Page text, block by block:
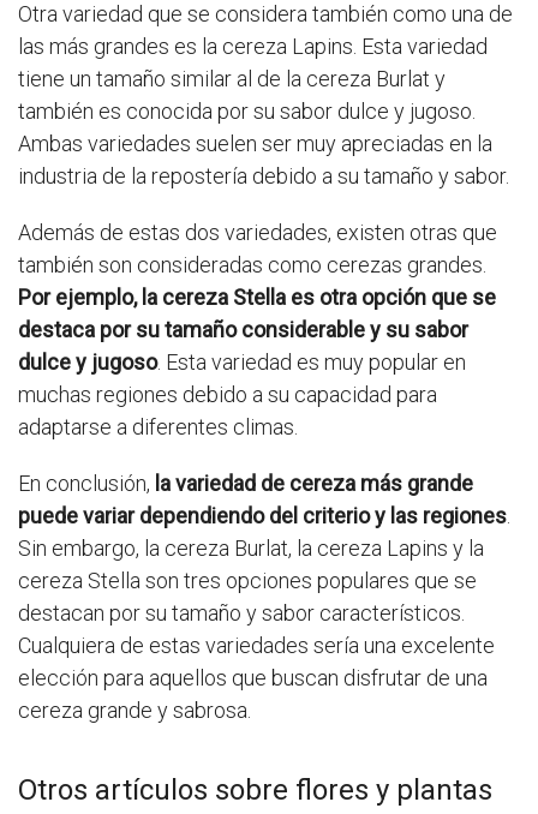
Otra variedad que se considera también como una de
las más grandes es la cereza Lapins. Esta variedad
tiene un tamaño similar al de la cereza Burlat y
también es conocida por su sabor dulce y jugoso.
Ambas variedades suelen ser muy apreciadas en la
industria de la repostería debido a su tamaño y sabor.
Además de estas dos variedades, existen otras que
también son consideradas como cerezas grandes.
Por ejemplo, la cereza Stella es otra opción que se
destaca por su tamaño considerable y su sabor
dulce y jugoso. Esta variedad es muy popular en
muchas regiones debido a su capacidad para
adaptarse a diferentes climas.
En conclusión, la variedad de cereza más grande
puede variar dependiendo del criterio y las regiones.
Sin embargo, la cereza Burlat, la cereza Lapins y la
cereza Stella son tres opciones populares que se
destacan por su tamaño y sabor característicos.
Cualquiera de estas variedades sería una excelente
elección para aquellos que buscan disfrutar de una
cereza grande y sabrosa.
Otros artículos sobre flores y plantas